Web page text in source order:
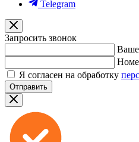
Telegram
Запросить звонок
Я согласен на обработку
Отправить